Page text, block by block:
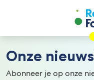
Onze
Abonneer je op onze